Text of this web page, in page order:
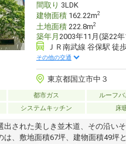
間取り 3LDK
建物面積162.22m2
土地面積222.8m2
築年月 2003年11月(築22
ＪＲ南武線 谷保駅 徒
その他の交通
東京都国立市中３
都市ガス
ルーフ
システムキッチン 床
出された美しき並木道、その沿い
、敷地面積67坪、建物面積49坪と